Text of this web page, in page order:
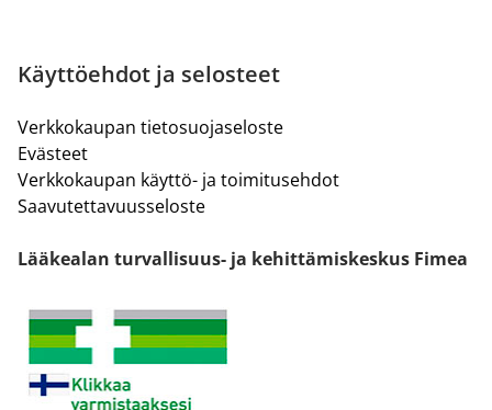
Käyttöehdot ja selosteet
Verkkokaupan tietosuojaseloste
Evästeet
Verkkokaupan käyttö- ja toimitusehdot
Saavutettavuusseloste
Lääkealan turvallisuus- ja kehittämiskeskus Fimea